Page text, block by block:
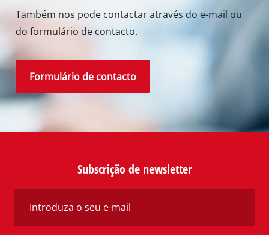
Também nos pode contactar através do e-mail ou
do formulário de contacto.
Formulário de contacto
Subscrição de newsletter